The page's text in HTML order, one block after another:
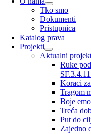
Tko smo
Dokumenti
Pristupnica
Katalog prava
Projekti
Aktualni
Ruke
Koraci
Tragom
Boje
Treća
Put do
Zajedno